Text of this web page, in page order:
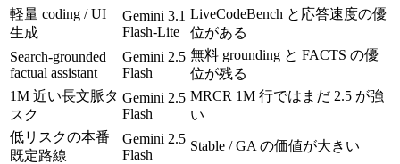
軽量 coding / UI
生成
Gemini 3.1
Flash-Lite
LiveCodeBench と応答速度の優
位がある
Search-grounded
factual assistant
Gemini 2.5
Flash
無料 grounding と FACTS の優
位が残る
1M 近い長文脈タ
スク
Gemini 2.5
Flash
MRCR 1M 行ではまだ 2.5 が強
い
低リスクの本番
既定路線
Gemini 2.5
Flash
Stable / GA の価値が大きい